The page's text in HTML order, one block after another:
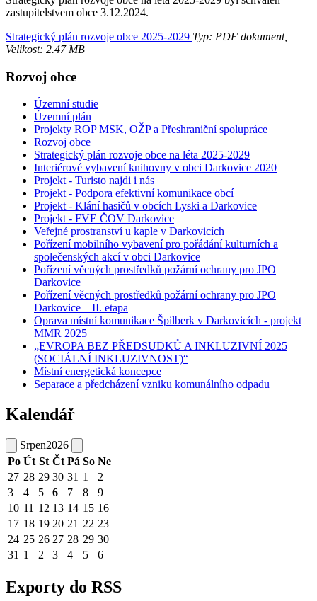
zastupitelstvem obce 3.12.2024.
Strategický plán rozvoje obce 2025-2029 Typ: PDF dokument,
Velikost: 2.47 MB
Rozvoj obce
Územní studie
Územní plán
Projekty ROP MSK, OŽP a Přeshraniční spolupráce
Rozvoj obce
Strategický plán rozvoje obce na léta 2025-2029
Interiérové vybavení knihovny v obci Darkovice 2020
Projekt - Turisto najdi i nás
Projekt - Podpora efektivní komunikace obcí
Projekt - Klání hasičů v obcích Lyski a Darkovice
Projekt - FVE ČOV Darkovice
Veřejné prostranství u kaple v Darkovicích
Pořízení mobilního vybavení pro pořádání kulturních a
společenských akcí v obci Darkovice
Pořízení věcných prostředků požární ochrany pro JPO
Darkovice
Pořízení věcných prostředků požární ochrany pro JPO
Darkovice – II. etapa
Oprava místní komunikace Špilberk v Darkovicích - projekt
MMR 2025
„EVROPA BEZ PŘEDSUDKŮ A INKLUZIVNÍ 2025
(SOCIÁLNÍ INKLUZIVNOST)“
Místní energetická koncepce
Separace a předcházení vzniku komunálního odpadu
Kalendář
Srpen2026
Po Út St Čt Pá So Ne
27 28 29 30 31 1
2
3
4 5 6 7 8
9
10 11 12 13 14 15 16
17 18 19 20 21 22 23
24 25 26 27 28 29 30
31 1 2 3 4 5 6
Exporty do RSS